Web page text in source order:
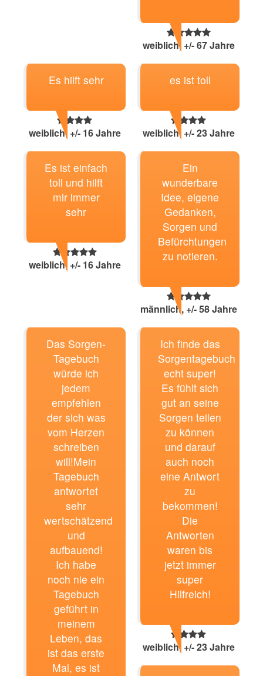
weiblich, +/- 67 Jahre
Es hilft sehr
weiblich, +/- 16 Jahre
es ist toll
weiblich, +/- 23 Jahre
Es ist einfach
toll und hilft
mir immer
sehr
weiblich, +/- 16 Jahre
Ein
wunderbare
Idee, eigene
Gedanken,
Sorgen und
Befürchtungen
zu notieren.
männlich, +/- 58 Jahre
Das Sorgen-
Tagebuch
würde ich
jedem
empfehlen
der sich was
vom Herzen
schreiben
will!Mein
Tagebuch
antwortet
sehr
wertschätzend
und
aufbauend!
Ich habe
noch nie ein
Tagebuch
geführt in
meinem
Leben, das
ist das erste
Mal, es ist
Ich finde das
Sorgentagebuch
echt super!
Es fühlt sich
gut an seine
Sorgen teilen
zu können
und darauf
auch noch
eine Antwort
zu
bekommen!
Die
Antworten
waren bis
jetzt immer
super
Hilfreich!
weiblich, +/- 23 Jahre